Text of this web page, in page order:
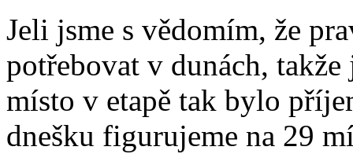
Jeli jsme s vědomím, že
potřebovat v dunách, takže
místo v etapě tak bylo
dnešku figurujeme na 29